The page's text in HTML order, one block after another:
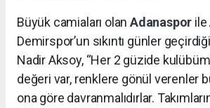
Büyük camiaları olan Adanaspor ile
Demirspor’un sıkıntı günler
Nadir Aksoy, “Her 2 güzide
değeri var, renklere gönül verenler
ona göre davranmalıdırlar.